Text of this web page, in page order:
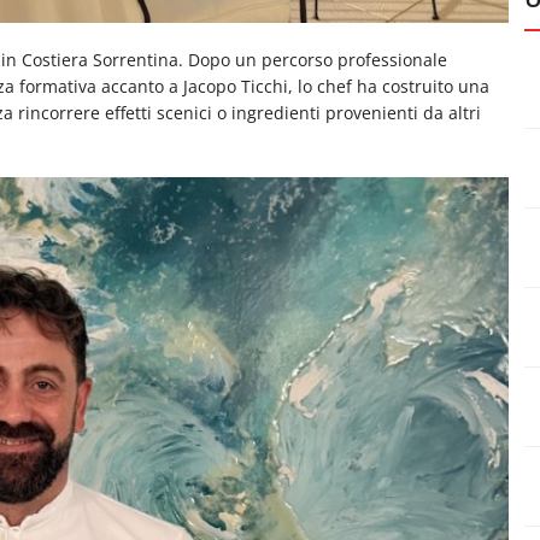
Costiera Sorrentina. Dopo un percorso professionale
formativa accanto a Jacopo Ticchi, lo chef ha costruito una
rincorrere effetti scenici o ingredienti provenienti da altri